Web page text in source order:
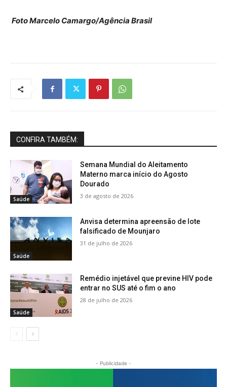
Foto Marcelo Camargo/Agência Brasil
CONFIRA TAMBÉM:
Saúde
Semana Mundial do Aleitamento
Materno marca início do Agosto
Dourado
3 de agosto de 2026
Saúde
Anvisa determina apreensão de lote
falsificado de Mounjaro
31 de julho de 2026
Saúde
Remédio injetável que previne HIV pode
entrar no SUS até o fim o ano
28 de julho de 2026
- Publicidade -